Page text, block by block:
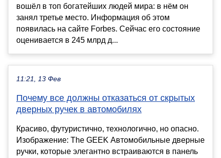
вошёл в топ богатейших людей мира: в нём он
занял третье место. Информация об этом
появилась на сайте Forbes. Сейчас его состояние
оценивается в 245 млрд д...
11:21, 13 Фев
Почему все должны отказаться от скрытых
дверных ручек в автомобилях
Красиво, футуристично, технологично, но опасно.
Изображение: The GEEK Автомобильные дверные
ручки, которые элегантно встраиваются в панель